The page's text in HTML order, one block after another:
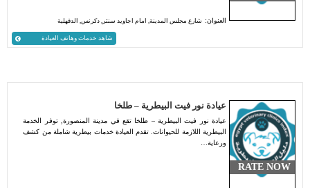
شاهد خدمات وهاتف العيادة
العنوان: شارع مجلس المدينة, امام اجاويد سنتر, دكرنس, الدقهلية
RATE NOW
عيادة نور فيت البيطرية – طلخا
عيادة نور فيت البيطرية – طلخا تقع في مدينة المنصورة, توفر الخدمة
البيطرية اللازمة للحيوانات. تقدم العيادة خدمات بيطرية شاملة من كشف
ورعاية…